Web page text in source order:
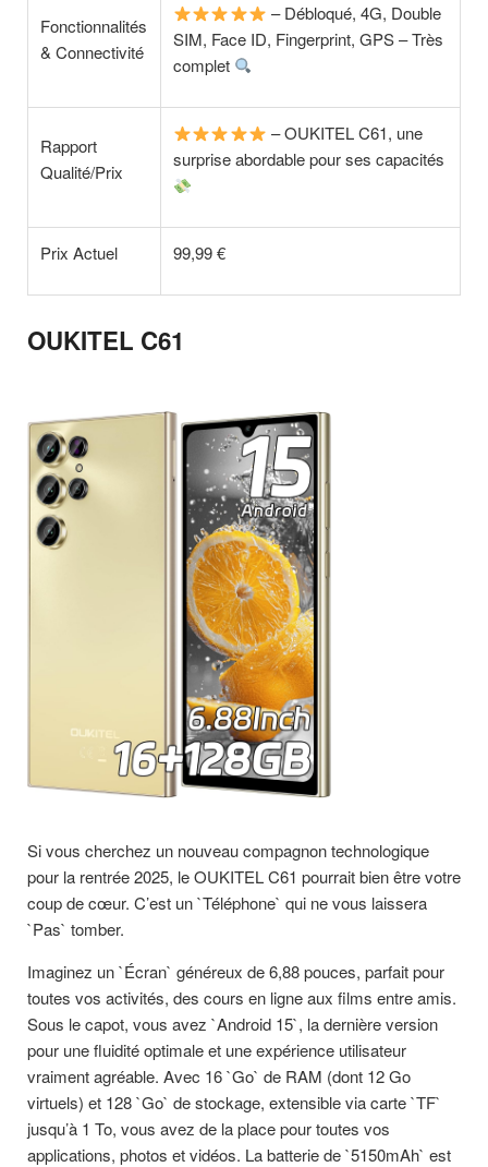
Fonctionnalités
& Connectivité
– Débloqué, 4G, Double
SIM, Face ID, Fingerprint, GPS – Très
complet
Rapport
Qualité/Prix
– OUKITEL C61, une
surprise abordable pour ses capacités
Prix Actuel 99,99 €
OUKITEL C61
Si vous cherchez un nouveau compagnon technologique
pour la rentrée 2025, le OUKITEL C61 pourrait bien être votre
coup de cœur. C’est un `Téléphone` qui ne vous laissera
`Pas` tomber.
Imaginez un `Écran` généreux de 6,88 pouces, parfait pour
toutes vos activités, des cours en ligne aux films entre amis.
Sous le capot, vous avez `Android 15`, la dernière version
pour une fluidité optimale et une expérience utilisateur
vraiment agréable. Avec 16 `Go` de RAM (dont 12 Go
virtuels) et 128 `Go` de stockage, extensible via carte `TF`
jusqu’à 1 To, vous avez de la place pour toutes vos
applications, photos et vidéos. La batterie de `5150mAh` est